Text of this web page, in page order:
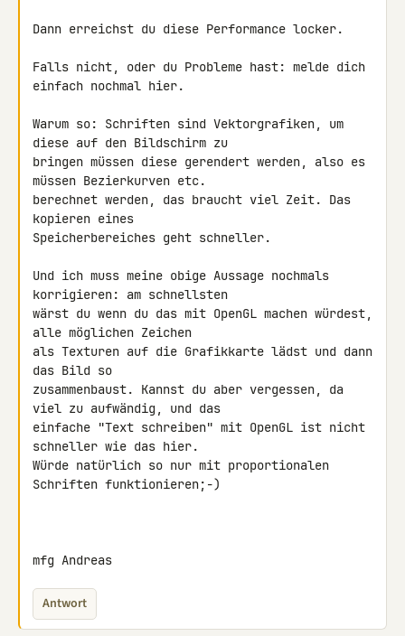
Dann erreichst du diese Performance locker.
Falls nicht, oder du Probleme hast: melde dich
einfach nochmal hier.
Warum so: Schriften sind Vektorgrafiken, um
diese auf den Bildschirm zu
bringen müssen diese gerendert werden, also es
müssen Bezierkurven etc.
berechnet werden, das braucht viel Zeit. Das
kopieren eines
Speicherbereiches geht schneller.
Und ich muss meine obige Aussage nochmals
korrigieren: am schnellsten
wärst du wenn du das mit OpenGL machen würdest,
alle möglichen Zeichen
als Texturen auf die Grafikkarte lädst und dann
das Bild so
zusammenbaust. Kannst du aber vergessen, da
viel zu aufwändig, und das
einfache "Text schreiben" mit OpenGL ist nicht
schneller wie das hier.
Würde natürlich so nur mit proportionalen
Schriften funktionieren;-)
mfg Andreas
Antwort